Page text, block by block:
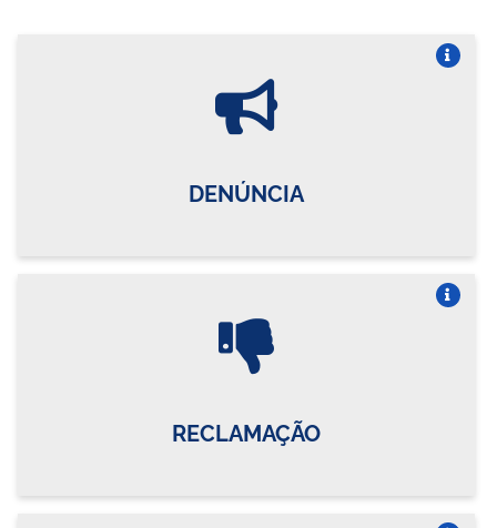
DENÚNCIA
RECLAMAÇÃO